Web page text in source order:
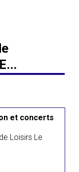
et concerts
Loisirs Le